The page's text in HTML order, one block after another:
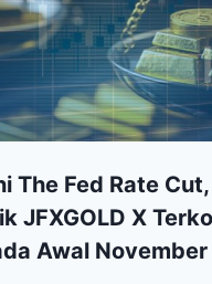
The Fed Rate
JFXGOLD X
Awal November